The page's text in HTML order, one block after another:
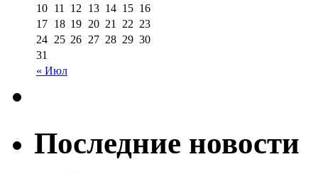
« Июл
10 11 12 13 14 15 16
17 18 19 20 21 22 23
24 25 26 27 28 29 30
31
Последние новости